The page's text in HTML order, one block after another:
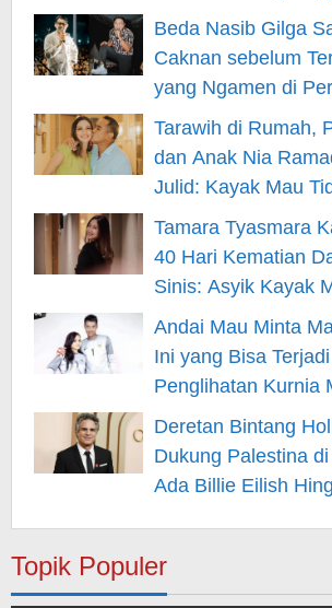
– Berita Hiburan
Beda Nasib Gilga
Caknan sebelum
yang Ngamen di
Berita Hiburan
Tarawih di Rumah,
dan Anak Nia
Julid: Kayak Mau
Hiburan
Tamara Tyasmara
40 Hari Kematian
Sinis: Asyik Kayak
Berita Hiburan
Andai Mau Minta
Ini yang Bisa
Penglihatan Kurnia
Hiburan
Deretan Bintang
Dukung Palestina
Ada Billie Eilish
Topik Populer